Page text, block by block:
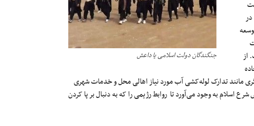
جنگندگان دولت اسلامی یا داعش
در
از
مانند تدارک لوله‌کشی آب مورد نیاز اهالی محل و خدمات شهری
اسلام به وجود می‌آورد تا روابط رژیمی را که به دنبال بر پا کردن